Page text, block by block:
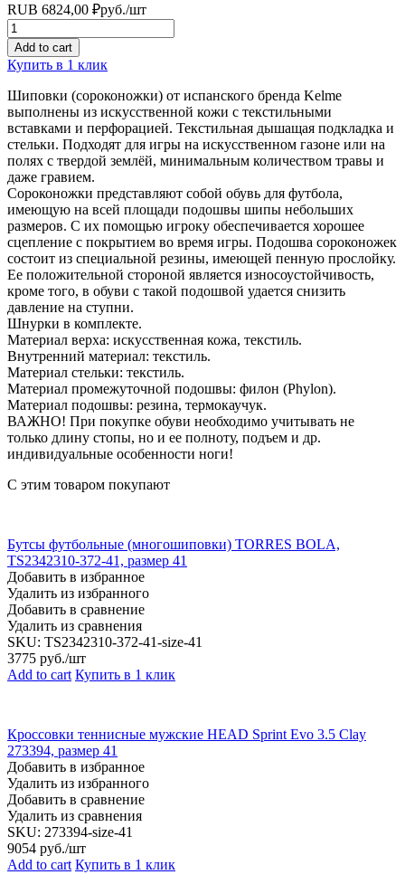
RUB 6824,00 ₽руб./шт
Quantity
Add to cart
Купить в 1 клик
Шиповки (сороконожки) от испанского бренда Kelme
выполнены из искусственной кожи с текстильными
вставками и перфорацией. Текстильная дышащая подкладка и
стельки. Подходят для игры на искусственном газоне или на
полях с твердой землёй, минимальным количеством травы и
даже гравием.
Сороконожки представляют собой обувь для футбола,
имеющую на всей площади подошвы шипы небольших
размеров. С их помощью игроку обеспечивается хорошее
сцепление с покрытием во время игры. Подошва сороконожек
состоит из специальной резины, имеющей пенную прослойку.
Ее положительной стороной является износоустойчивость,
кроме того, в обуви с такой подошвой удается снизить
давление на ступни.
Шнурки в комплекте.
Материал верха: искусственная кожа, текстиль.
Внутренний материал: текстиль.
Материал стельки: текстиль.
Материал промежуточной подошвы: филон (Phylon).
Материал подошвы: резина, термокаучук.
ВАЖНО! При покупке обуви необходимо учитывать не
только длину стопы, но и ее полноту, подъем и др.
индивидуальные особенности ноги!
С этим товаром покупают
Бутсы футбольные (многошиповки) TORRES BOLA,
TS2342310-372-41, размер 41
Добавить в избранное
Удалить из избранного
Добавить в сравнение
Удалить из сравнения
SKU: TS2342310-372-41-size-41
3775 руб./шт
Add to cart Купить в 1 клик
Кроссовки теннисные мужские HEAD Sprint Evo 3.5 Clay
273394, размер 41
Добавить в избранное
Удалить из избранного
Добавить в сравнение
Удалить из сравнения
SKU: 273394-size-41
9054 руб./шт
Add to cart Купить в 1 клик